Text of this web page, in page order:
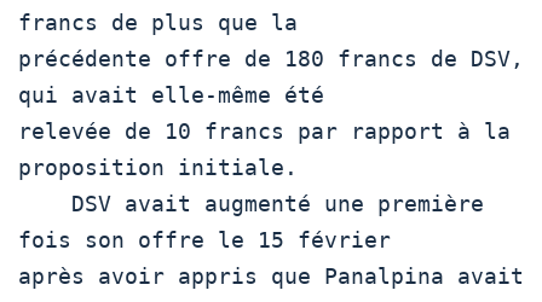
francs de plus que la
précédente offre de 180 francs de DSV,
qui avait elle-même été
relevée de 10 francs par rapport à la
proposition initiale.
fois son offre le 15 février
après avoir appris que Panalpina avait